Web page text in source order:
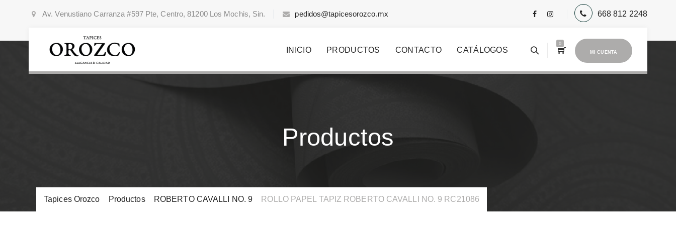
Av. Venustiano Carranza #597 Pte, Centro, 81200 Los Mochis, Sin. pedidos@tapicesorozco.mx 668 812 2248
MI CUENTA
0
INICIO PRODUCTOS CONTACTO CATÁLOGOS
Productos
Tapices Orozco Productos> ROBERTO CAVALLI NO. 9 ROLLO PAPEL TAPIZ ROBERTO CAVALLI NO. 9 RC21086